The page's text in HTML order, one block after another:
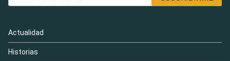
Actualidad
Historias